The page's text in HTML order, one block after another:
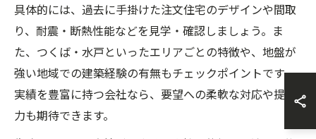
具体的には、過去に手掛けた注文住宅のデザインや間取
り、耐震・断熱性能などを見学・確認しましょう。ま
た、つくば・水戸といったエリアごとの特徴や、地盤が
強い地域での建築経験の有無もチェックポイントです。
実績を豊富に持つ会社なら、要望への柔軟な対応や提案
力も期待できます。